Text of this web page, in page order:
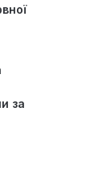
за